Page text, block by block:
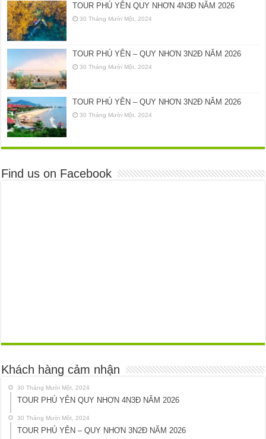
TOUR PHÚ YÊN QUY NHƠN 4N3Đ NĂM 2026
30 Tháng Mười Một, 2024
TOUR PHÚ YÊN – QUY NHƠN 3N2Đ NĂM 2026
30 Tháng Mười Một, 2024
TOUR PHÚ YÊN – QUY NHƠN 3N2Đ NĂM 2026
30 Tháng Mười Một, 2024
Find us on Facebook
Khách hàng cảm nhận
30 Tháng Mười Một, 2024
TOUR PHÚ YÊN QUY NHƠN 4N3Đ NĂM 2026
30 Tháng Mười Một, 2024
TOUR PHÚ YÊN – QUY NHƠN 3N2Đ NĂM 2026